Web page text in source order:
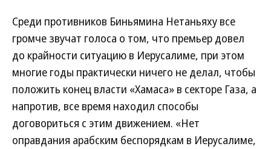
Среди противников Биньямина Нетаньяху все
громче звучат голоса о том, что премьер довел
до крайности ситуацию в Иерусалиме, при этом
многие годы практически ничего не делал, чтобы
положить конец власти «Хамаса» в секторе Газа, а
напротив, все время находил способы
договориться с этим движением. «Нет
оправдания арабским беспорядкам в Иерусалиме,